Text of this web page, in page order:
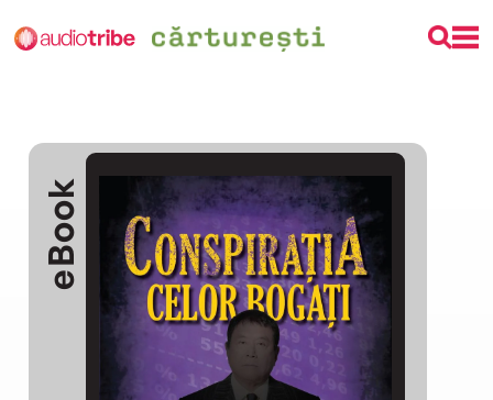
eBook